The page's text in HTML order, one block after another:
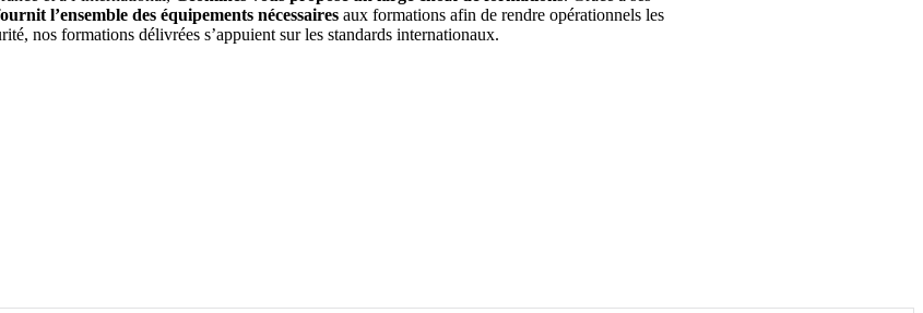
l’ensemble des équipements nécessaires aux formations afin de rendre opérationnels les
nos formations délivrées s’appuient sur les standards internationaux.